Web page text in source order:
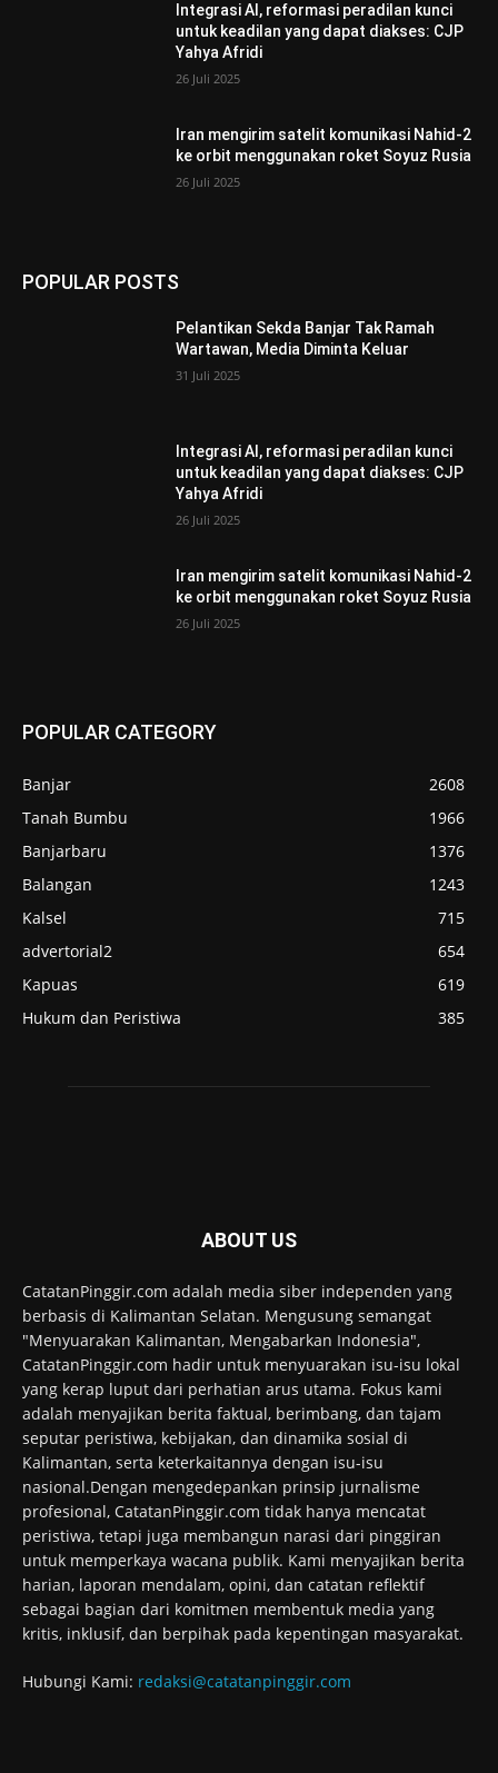
Integrasi AI, reformasi peradilan kunci
untuk keadilan yang dapat diakses: CJP
Yahya Afridi
26 Juli 2025
Iran mengirim satelit komunikasi Nahid-2
ke orbit menggunakan roket Soyuz Rusia
26 Juli 2025
POPULAR POSTS
Pelantikan Sekda Banjar Tak Ramah
Wartawan, Media Diminta Keluar
31 Juli 2025
Integrasi AI, reformasi peradilan kunci
untuk keadilan yang dapat diakses: CJP
Yahya Afridi
26 Juli 2025
Iran mengirim satelit komunikasi Nahid-2
ke orbit menggunakan roket Soyuz Rusia
26 Juli 2025
POPULAR CATEGORY
Banjar
2608
Tanah Bumbu
1966
Banjarbaru
1376
Balangan
1243
Kalsel
715
advertorial2
654
Kapuas
619
Hukum dan Peristiwa
385
ABOUT US
CatatanPinggir.com adalah media siber independen yang
berbasis di Kalimantan Selatan. Mengusung semangat
"Menyuarakan Kalimantan, Mengabarkan Indonesia",
CatatanPinggir.com hadir untuk menyuarakan isu-isu lokal
yang kerap luput dari perhatian arus utama. Fokus kami
adalah menyajikan berita faktual, berimbang, dan tajam
seputar peristiwa, kebijakan, dan dinamika sosial di
Kalimantan, serta keterkaitannya dengan isu-isu
nasional.Dengan mengedepankan prinsip jurnalisme
profesional, CatatanPinggir.com tidak hanya mencatat
peristiwa, tetapi juga membangun narasi dari pinggiran
untuk memperkaya wacana publik. Kami menyajikan berita
harian, laporan mendalam, opini, dan catatan reflektif
sebagai bagian dari komitmen membentuk media yang
kritis, inklusif, dan berpihak pada kepentingan masyarakat.
Hubungi Kami: redaksi@catatanpinggir.com